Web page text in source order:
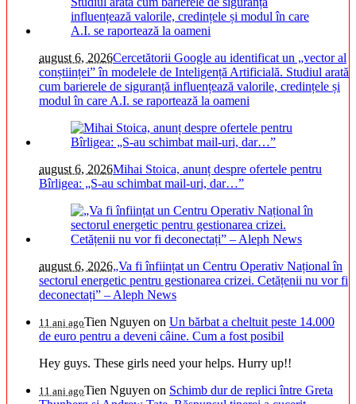
august 6, 2026Cercetătorii Google au identificat un „vector al
conștiinței” în modelele de Inteligență Artificială. Studiul arată
cum barierele de siguranță influențează valorile, credințele și
modul în care A.I. se raportează la oameni
august 6, 2026Mihai Stoica, anunț despre ofertele pentru
Bîrligea: „S-au schimbat mail-uri, dar…”
august 6, 2026„Va fi înființat un Centru Operativ Național în
sectorul energetic pentru gestionarea crizei. Cetățenii nu vor fi
deconectați” – Aleph News
11 ani agoTien Nguyen on Un bărbat a cheltuit peste 14.000
de euro pentru a deveni câine. Cum a fost posibil
Hey guys. These girls need your helps. Hurry up!!
11 ani agoTien Nguyen on Schimb dur de replici între Greta